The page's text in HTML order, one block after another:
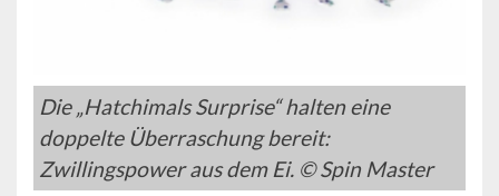
Die „Hatchimals Surprise“ halten eine
doppelte Überraschung bereit:
Zwillingspower aus dem Ei. © Spin Master